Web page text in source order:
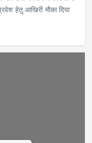
हेतु आखिरी मौका दिया